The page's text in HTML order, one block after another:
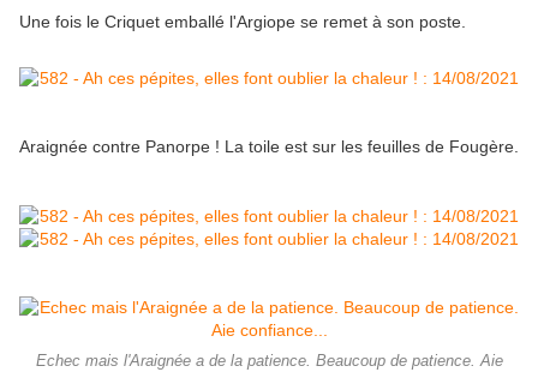
Une fois le Criquet emballé l'Argiope se remet à son poste.
Araignée contre Panorpe ! La toile est sur les feuilles de Fougère.
Echec mais l'Araignée a de la patience. Beaucoup de patience. Aie